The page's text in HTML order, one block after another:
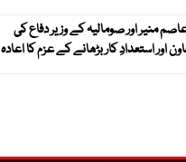
منیر اور صومالیہ کے وزیر دفاع کی
اور استعدادِ کار بڑھانے کے عزم کا اعادہ